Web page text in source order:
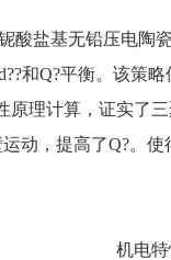
酸盐基无铅压电陶
Q?平衡。该策略
理计算，证实了
动，提高了Q?。
机电